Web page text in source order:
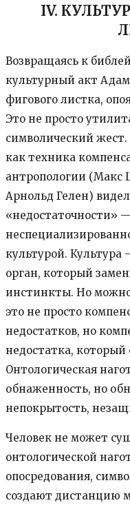
IV.
Возвращаясь к
культурный акт
фигового листка,
Это не просто
символический
как техника
антропологии (Макс
Арнольд Гелен)
«недостаточности»
культурой. Культура
орган, который
инстинкты. Но
это не просто
недостатков, но
недостатка, который
Онтологическая
обнаженность, но
непокрытость,
Человек не может
онтологической
опосредования,
создают дистанцию